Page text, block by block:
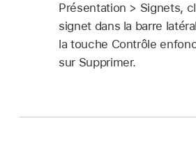
Présentation > Signets,
signet dans la barre
la touche Contrôle
sur Supprimer.